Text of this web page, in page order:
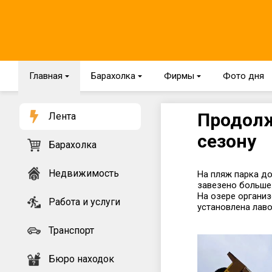
Главная { Барахолка { Фирмы { Фото дня
Лента
Барахолка
Недвижимость
Работа и услуги
Транспорт
Бюро находок
сезону
На пляж парка
завезено
На озере
установлена